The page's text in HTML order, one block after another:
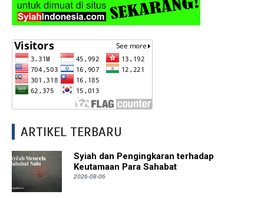
ARTIKEL TERBARU
Syiah dan Pengingkaran terhadap
Keutamaan Para Sahabat
2026-08-06